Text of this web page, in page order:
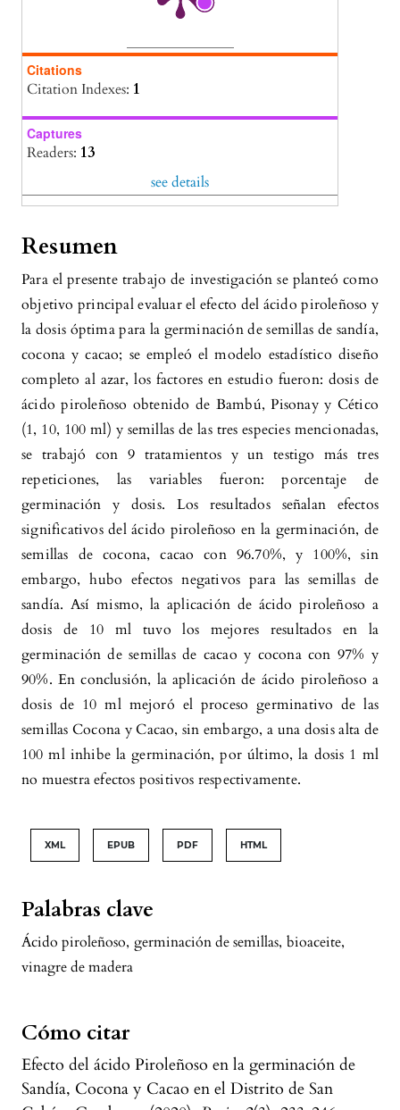
Palabras clave
Ácido piroleñoso, germinación de semillas, bioaceite,
vinagre de madera
Cómo citar
Efecto del ácido Piroleñoso en la germinación de
Sandía, Cocona y Cacao en el Distrito de San
Citations
Citation Indexes: 1
Captures
Readers: 13
see details
Resumen
Para el presente trabajo de investigación se planteó como
objetivo principal evaluar el efecto del ácido piroleñoso y
la dosis óptima para la germinación de semillas de sandía,
cocona y cacao; se empleó el modelo estadístico diseño
completo al azar, los factores en estudio fueron: dosis de
ácido piroleñoso obtenido de Bambú, Pisonay y Cético
(1, 10, 100 ml) y semillas de las tres especies mencionadas,
se trabajó con 9 tratamientos y un testigo más tres
repeticiones, las variables fueron: porcentaje de
germinación y dosis. Los resultados señalan efectos
significativos del ácido piroleñoso en la germinación, de
semillas de cocona, cacao con 96.70%, y 100%, sin
embargo, hubo efectos negativos para las semillas de
sandía. Así mismo, la aplicación de ácido piroleñoso a
dosis de 10 ml tuvo los mejores resultados en la
germinación de semillas de cacao y cocona con 97% y
90%. En conclusión, la aplicación de ácido piroleñoso a
dosis de 10 ml mejoró el proceso germinativo de las
semillas Cocona y Cacao, sin embargo, a una dosis alta de
100 ml inhibe la germinación, por último, la dosis 1 ml
no muestra efectos positivos respectivamente.
XML EPUB PDF HTML